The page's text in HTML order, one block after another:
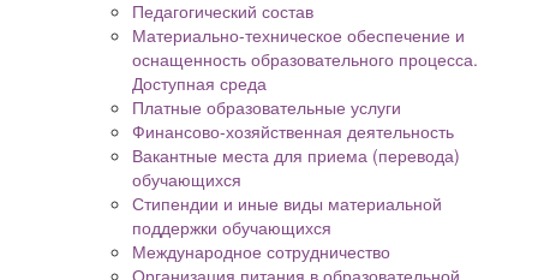
Педагогический состав
Материально-техническое обеспечение и
оснащенность образовательного процесса.
Доступная среда
Платные образовательные услуги
Финансово-хозяйственная деятельность
Вакантные места для приема (перевода)
обучающихся
Стипендии и иные виды материальной
поддержки обучающихся
Международное сотрудничество
Организация питания в образовательной